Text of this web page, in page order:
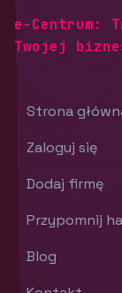
e-Centrum:
Twojej
Strona
Zaloguj się
Dodaj firmę
Przypomnij
Blog